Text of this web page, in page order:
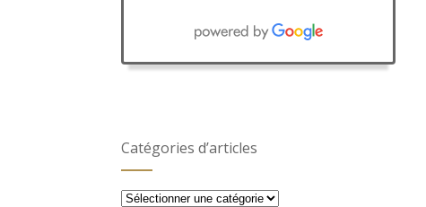
Catégories d’articles
Catégories